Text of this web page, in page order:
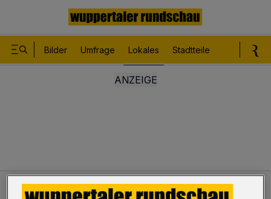
Bilder Umfrage Lokales Stadtteile
Lokales Crash mit mehreren Wagen